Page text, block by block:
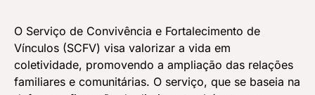
O Serviço de Convivência e Fortalecimento de
Vínculos (SCFV) visa valorizar a vida em
coletividade, promovendo a ampliação das relações
familiares e comunitárias. O serviço, que se baseia na